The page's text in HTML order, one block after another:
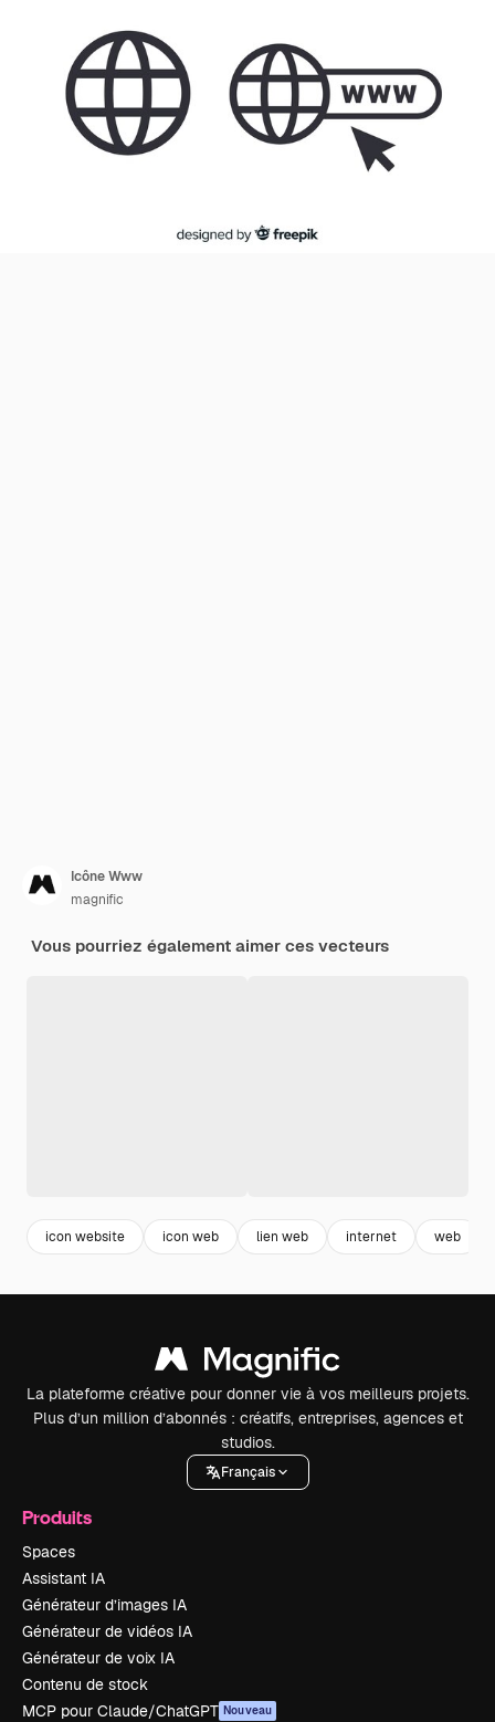
Icône Www
magnific
Vous pourriez également aimer ces vecteurs
icon website icon web lien web internet web
La plateforme créative pour donner vie à vos meilleurs projets.
Plus d’un million d’abonnés : créatifs, entreprises, agences et
studios.
Français
Produits
Spaces
Assistant IA
Générateur d’images IA
Générateur de vidéos IA
Générateur de voix IA
Contenu de stock
MCP pour Claude/ChatGPT Nouveau